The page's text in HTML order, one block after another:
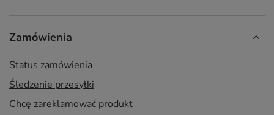
Zamówienia
Status zamówienia
Śledzenie przesyłki
Chcę zareklamować produkt